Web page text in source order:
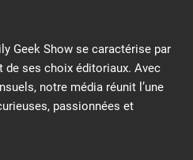
Geek Show se caractérise par
de ses choix éditoriaux. Avec
notre média réunit l’une
passionnées et